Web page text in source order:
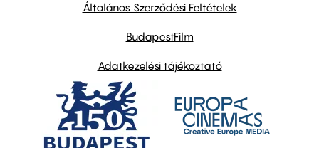
Általános Szerződési Feltételek
BudapestFilm
Adatkezelési tájékoztató